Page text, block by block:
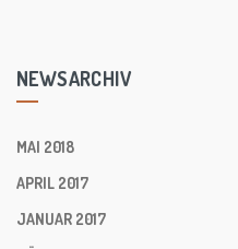
NEWSARCHIV
MAI 2018
APRIL 2017
JANUAR 2017